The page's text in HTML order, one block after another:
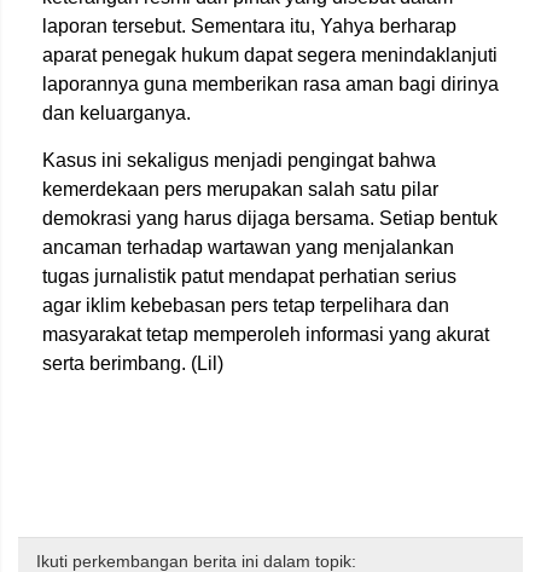
laporan tersebut. Sementara itu, Yahya berharap
aparat penegak hukum dapat segera menindaklanjuti
laporannya guna memberikan rasa aman bagi dirinya
dan keluarganya.
Kasus ini sekaligus menjadi pengingat bahwa
kemerdekaan pers merupakan salah satu pilar
demokrasi yang harus dijaga bersama. Setiap bentuk
ancaman terhadap wartawan yang menjalankan
tugas jurnalistik patut mendapat perhatian serius
agar iklim kebebasan pers tetap terpelihara dan
masyarakat tetap memperoleh informasi yang akurat
serta berimbang. (Lil)
Ikuti perkembangan berita ini dalam topik: